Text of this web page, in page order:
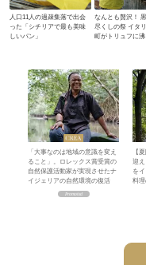
人口11人の過疎集落で出会
った「シチリアで最も美味
しいパン」
なんとも贅沢！
尽くしの祭 イタ
町がトリュフに沸
「大事なのは地域の意識を変え
ること」。ロレックス賞受賞の
自然保護活動家が実現させたナ
イジェリアの自然環境の復活
【
迎
を
料理